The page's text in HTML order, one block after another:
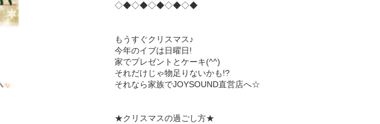
◇◆◇◆◇◆◇◆◇◆
もうすぐクリスマス♪
今年のイブは日曜日!
家でプレゼントとケーキ(^^)
それだけじゃ物足りないかも!?
それなら家族でJOYSOUND直営店へ☆
★クリスマスの過ごし方★